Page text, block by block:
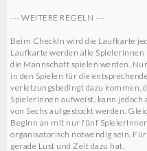
--- WEITERE REGELN ---
Beim CheckIn wird die Laufkarte
Laufkarte werden alle
die Mannschaft spielen werden.
in den Spielen für die
verletzungsbedingt dazu kommen,
SpielerInnen aufweist, kann jedoch
von Sechs aufgestockt werden.
Beginn an mit nur fünf
organisatorisch notwendig sein.
gerade Lust und Zeit dazu hat.